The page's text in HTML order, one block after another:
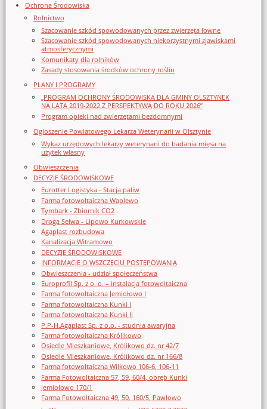
Ochrona Środowiska
Rolnictwo
Szacowanie szkód spowodowanych przez zwierzęta łowne
Szacowanie szkód spowodowanych niekorzystnymi zjawiskami
atmosferycznymi
Komunikaty dla rolników
Zasady stosowania środków ochrony roślin
PLANY I PROGRAMY
„PROGRAM OCHRONY ŚRODOWISKA DLA GMINY OLSZTYNEK
NA LATA 2019-2022 Z PERSPEKTYWĄ DO ROKU 2026”
Program opieki nad zwierzętami bezdomnymi
Ogloszenie Powiatowego Lekarza Weterynarii w Olsztynie
Wykaz urzędowych lekarzy weterynarii do badania mięsa na
użytek własny
Obwieszczenia
DECYZJE ŚRODOWISKOWE
Eurotter Logistyka - Stacja paliw
Farma fotowoltaiczna Waplewo
Tymbark - Zbiornik CO2
Droga Selwa - Lipowo Kurkowskie
Agaplast rozbudowa
Kanalizacja Witramowo
DECYZJE ŚRODOWISKOWE
INFORMACJE O WSZCZĘCIU POSTĘPOWANIA
Obwieszczenia - udział społeczeństwa
Europrofil Sp. z o. o. – instalacja fotowoltaiczna
Farma fotowoltaiczna Jemiołowo I
Farma fotowoltaiczna Kunki I
Farma fotowoltaiczna Kunki II
P.P-H.Agaplast Sp. z o.o. - studnia awaryjna
Farma fotowoltaiczna Królikowo
Osiedle Mieszkaniowe, Królikowo dz. nr 42/7
Osiedle Mieszkaniowe, Królikowo dz. nr 166/8
Farma fotowoltaiczna Wilkowo 106-6, 106-11
Farma Fotowoltaiczna 57, 59, 60/4, obręb Kunki
Jemiołowo 170/1
Farma Fotowoltaiczna 49, 50, 160/5, Pawłowo